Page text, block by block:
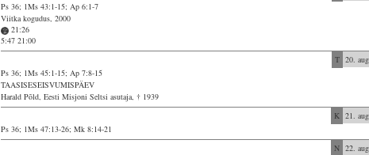
Ps 36; 1Ms 43:1-15; Ap 6:1-7
Viitka kogudus, 2000
21:26
5:47 21:00
T 20.
Ps 36; 1Ms 45:1-15; Ap 7:8-15
TAASISESEISVUMISPÄEV
Harald Põld, Eesti Misjoni Seltsi asutaja, † 1939
K 21.
Ps 36; 1Ms 47:13-26; Mk 8:14-21
N 22.